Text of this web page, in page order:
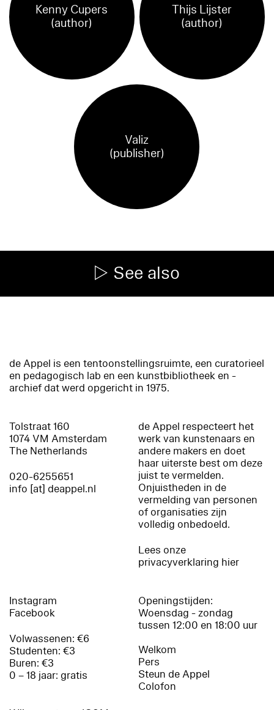
Kenny Cupers
(author)
Thijs Lijster
(author)
Valiz
(publisher)
See also
de Appel is een tentoonstellingsruimte, een curatorieel
en pedagogisch lab en een kunstbibliotheek en -
archief dat werd opgericht in 1975.
Tolstraat 160
1074 VM Amsterdam
The Netherlands
020-6255651
info [at] deappel.nl
de Appel respecteert het
werk van kunstenaars en
andere makers en doet
haar uiterste best om deze
juist te vermelden.
Onjuistheden in de
vermelding van personen
of organisaties zijn
volledig onbedoeld.
Lees onze
privacyverklaring hier
Instagram
Facebook
Volwassenen: €6
Studenten: €3
Buren: €3
0 – 18 jaar: gratis
Openingstijden:
Woensdag - zondag
tussen 12:00 en 18:00 uur
Welkom
Pers
Steun de Appel
Colofon